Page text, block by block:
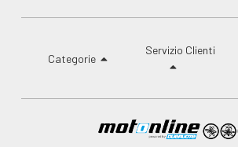
Categorie
Servizio Clienti